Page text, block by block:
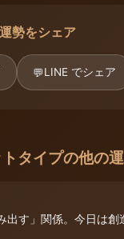
勢をシェア
💬LINE でシェア
タイプの他の
出す」関係。今日は創